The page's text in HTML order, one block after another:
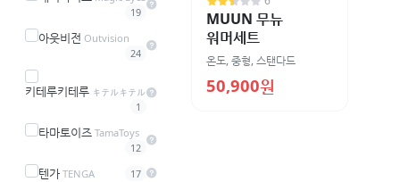
19
아웃비전 Outvision
24
키테루키테루 キテルキテル
1
타마토이즈 TamaToys
12
텐가 TENGA 17
MUUN 무뉴
워머세트
온도,중형,스탠다드
50,900원